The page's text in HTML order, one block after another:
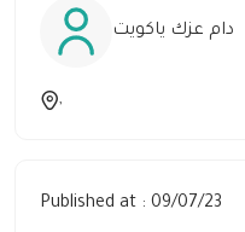
دام عزك ياكويت
,
Published at : 09/07/23